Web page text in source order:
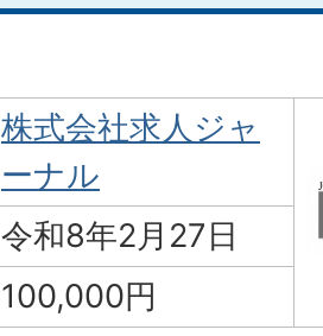
株式会社求人ジャ
ーナル
令和8年2月27日
100,000円